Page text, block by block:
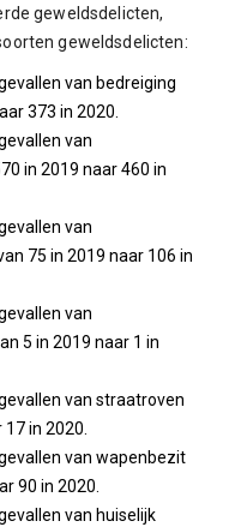
geweldsdelicten,
geweldsdelicten:
van bedreiging
373 in 2020.
van
in 2019 naar 460 in
van
75 in 2019 naar 106 in
van
5 in 2019 naar 1 in
van straatroven
in 2020.
van wapenbezit
90 in 2020.
van huiselijk